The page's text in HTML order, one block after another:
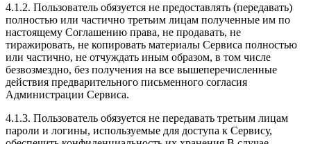
4.1.2. Пользователь обязуется не предоставлять (передавать)
полностью или частично третьим лицам полученные им по
настоящему Соглашению права, не продавать, не
тиражировать, не копировать материалы Сервиса полностью
или частично, не отчуждать иным образом, в том числе
безвозмездно, без получения на все вышеперечисленные
действия предварительного письменного согласия
Администрации Сервиса.
4.1.3. Пользователь обязуется не передавать третьим лицам
пароли и логины, используемые для доступа к Сервису,